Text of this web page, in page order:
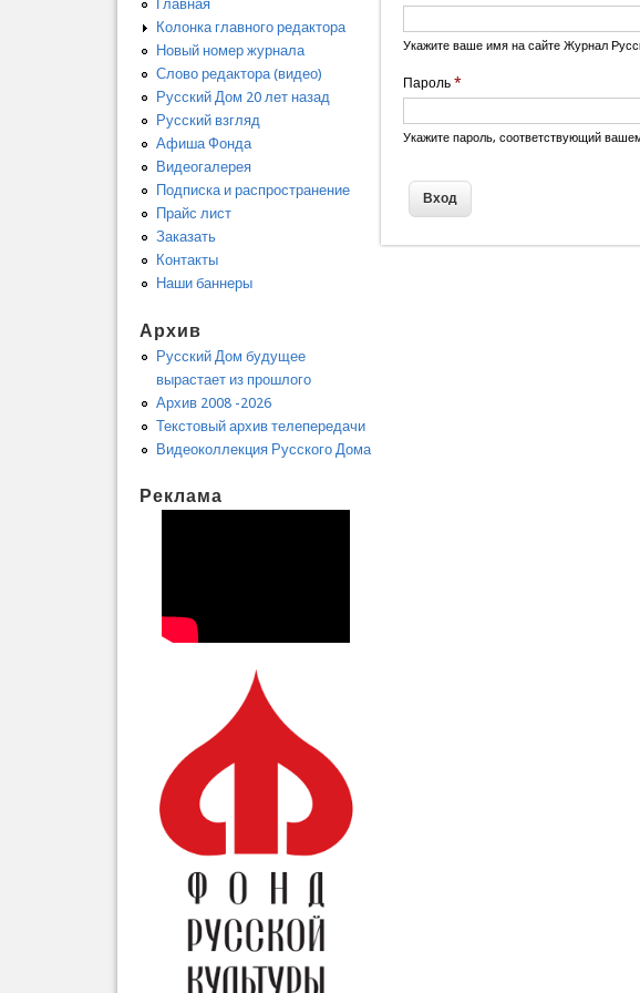
Укажите ваше имя на сайте Журнал
Пароль*
Укажите пароль, соответствующий
Главная
Колонка главного редактора
Новый номер журнала
Слово редактора (видео)
Русский Дом 20 лет назад
Русский взгляд
Афиша Фонда
Видеогалерея
Подписка и распространение
Прайс лист
Заказать
Контакты
Наши баннеры
Архив
Русский Дом будущее
вырастает из прошлого
Архив 2008 -2026
Текстовый архив телепередачи
Видеоколлекция Русского Дома
Реклама